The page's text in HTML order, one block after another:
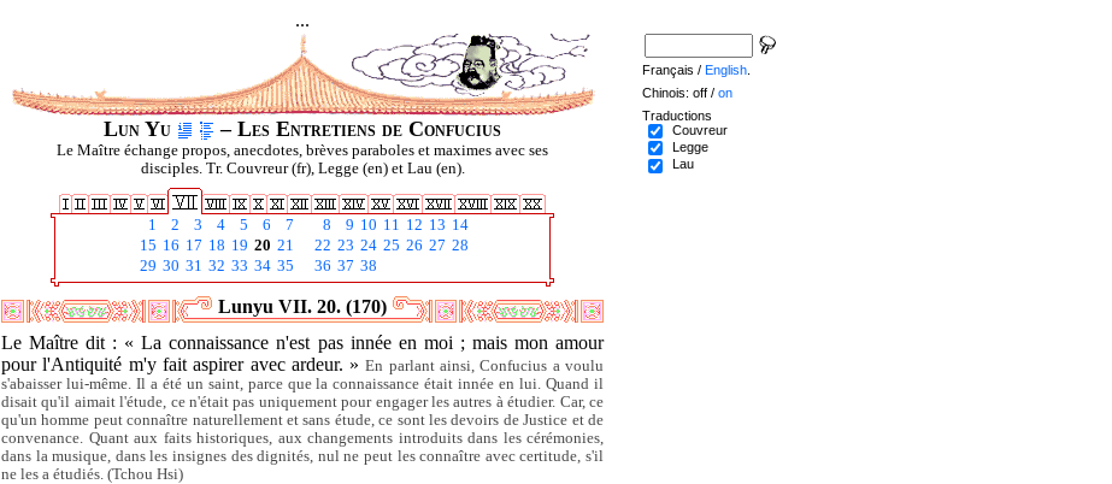
...
Lun Yu – Les Entretiens de Confucius
Le Maître échange propos, anecdotes, brèves paraboles et maximes avec ses
disciples. Tr. Couvreur (fr), Legge (en) et Lau (en).
1 2 3 4 5 6 7 8 9 10 11 12 13 14
15 16 17 18 19 20 21 22 23 24 25 26 27 28
29 30 31 32 33 34 35 36 37 38
Lunyu VII. 20. (170)
Le Maître dit : « La connaissance n'est pas innée en moi ; mais mon amour
pour l'Antiquité m'y fait aspirer avec ardeur. »En parlant ainsi, Confucius a voulu
s'abaisser lui-même. Il a été un saint, parce que la connaissance était innée en lui. Quand il
disait qu'il aimait l'étude, ce n'était pas uniquement pour engager les autres à étudier. Car, ce
qu'un homme peut connaître naturellement et sans étude, ce sont les devoirs de Justice et de
convenance. Quant aux faits historiques, aux changements introduits dans les cérémonies,
dans la musique, dans les insignes des dignités, nul ne peut les connaître avec certitude, s'il
ne les a étudiés. (Tchou Hsi)
Français / English
Chinois: off / on
Traductions
Couvreur
Legge
Lau